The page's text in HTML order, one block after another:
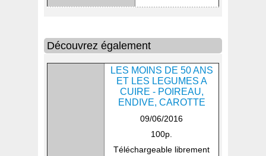
Découvrez également
LES MOINS DE 50 ANS
ET LES LEGUMES A
CUIRE - POIREAU,
ENDIVE, CAROTTE
09/06/2016
100p.
Téléchargeable librement